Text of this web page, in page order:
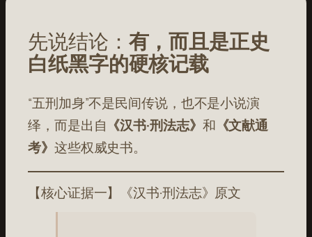
先说结论： 有，而且是正史
白纸黑字的硬核记载
“五刑加身”不是民间传说，也不是小说演
绎，而是出自 《汉书·刑法志》 和 《文献通
考》 这些权威史书。
【核心证据一】《汉书·刑法志》原文